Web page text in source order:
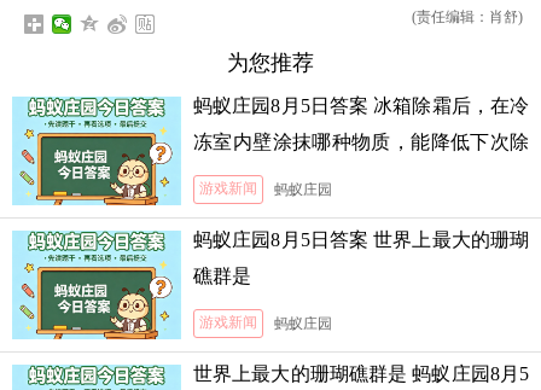
(责任编辑：肖舒)
为您推荐
蚂蚁庄园8月5日答案 冰箱除霜后，在冷
冻室内壁涂抹哪种物质，能降低下次除
霜的难度
游戏新闻 蚂蚁庄园
蚂蚁庄园8月5日答案 世界上最大的珊瑚
礁群是
游戏新闻 蚂蚁庄园
世界上最大的珊瑚礁群是 蚂蚁庄园8月5